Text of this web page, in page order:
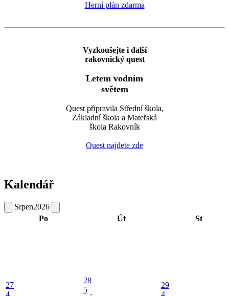
Herní plán zdarma
Vyzkoušejte i další
rakovnický quest
Letem vodním
světem
Quest připravila Střední škola,
Základní škola a Mateřská
škola Rakovník
Quest najdete zde
Kalendář
Srpen2026
Po
Út St
27
28
5
29